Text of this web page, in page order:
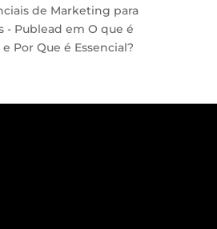
de Marketing para
- Publead em O que é
Por Que é Essencial?